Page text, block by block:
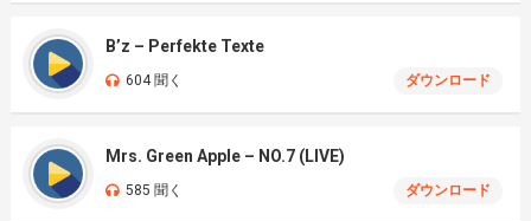
B’z – Perfekte Texte
604 聞く ダウンロード
Mrs. Green Apple – NO.7 (LIVE)
585 聞く ダウンロード